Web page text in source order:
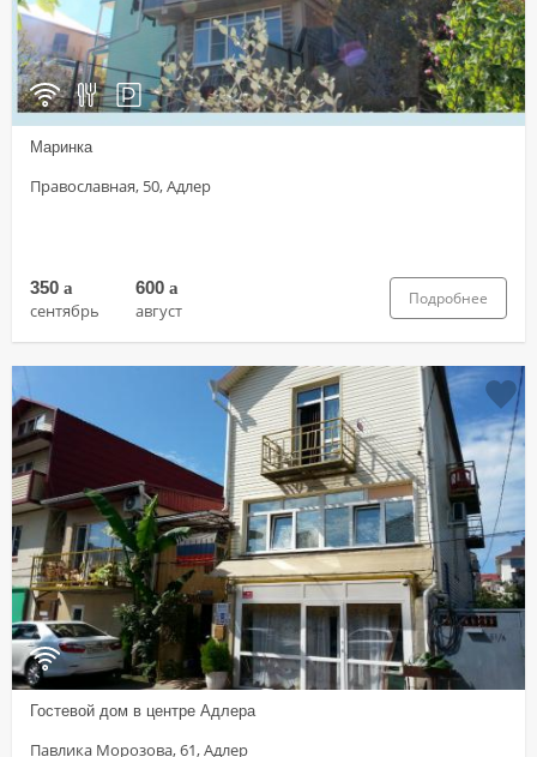
Маринка
Православная, 50, Адлер
350 a
сентябрь
600 a
август
Подробнее
Гостевой дом в центре Адлера
Павлика Морозова, 61, Адлер